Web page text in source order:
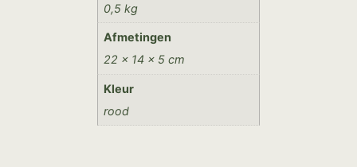
0,5 kg
Afmetingen
22 × 14 × 5 cm
Kleur
rood